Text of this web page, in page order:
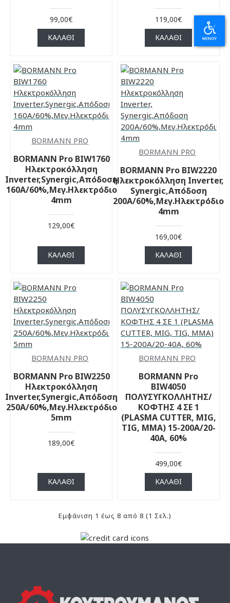
99,00€
ΚΑΛΆΘΙ
119,00€
ΚΑΛΆΘΙ
BORMANN PRO
BORMANN Pro BIW1760
Ηλεκτροκόλληση
Inverter,Synergic,Απόδοση
160Α/60%,Μεγ.Ηλεκτρόδιο
4mm
129,00€
ΚΑΛΆΘΙ
BORMANN PRO
BORMANN Pro BIW2220
Ηλεκτροκόλληση Inverter,
Synergic,Απόδοση
200Α/60%,Μεγ.Ηλεκτρόδιο
4mm
169,00€
ΚΑΛΆΘΙ
BORMANN PRO
BORMANN Pro BIW2250
Ηλεκτροκόλληση
Inverter,Synergic,Απόδοση
250Α/60%,Μεγ.Ηλεκτρόδιο
5mm
189,00€
ΚΑΛΆΘΙ
BORMANN PRO
BORMANN Pro
BIW4050
ΠΟΛΥΣΥΓΚΟΛΛΗΤΗΣ/
ΚΟΦΤΗΣ 4 ΣΕ 1
(PLASMA CUTTER, MIG,
TIG, MMA) 15-200Α/20-
40Α, 60%
499,00€
ΚΑΛΆΘΙ
Εμφάνιση 1 έως 8 από 8 (1 Σελ.)